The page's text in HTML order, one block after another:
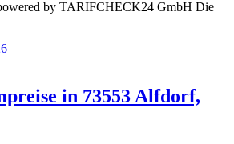
by TARIFCHECK24 GmbH Die
in 73553 Alfdorf,